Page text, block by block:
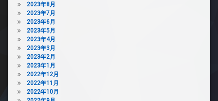
2023年8月
2023年7月
2023年6月
2023年5月
2023年4月
2023年3月
2023年2月
2023年1月
2022年12月
2022年11月
2022年10月